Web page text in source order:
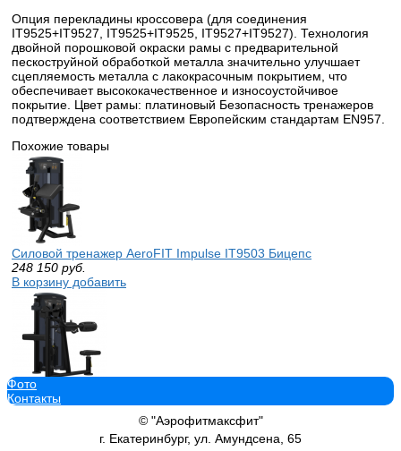
Опция перекладины кроссовера (для соединения
IT9525+IT9527, IT9525+IT9525, IT9527+IT9527). Технология
двойной порошковой окраски рамы с предварительной
пескоструйной обработкой металла значительно улучшает
сцепляемость металла с лакокрасочным покрытием, что
обеспечивает высококачественное и износоустойчивое
покрытие. Цвет рамы: платиновый Безопасность тренажеров
подтверждена соответствием Европейским стандартам EN957.
Похожие товары
Силовой тренажер AeroFIT Impulse IT9503 Бицепс
248 150 руб.
В корзину добавить
Силовой тренажер AeroFIT Impulse IT9524 Дельтовидные
513 380 руб.
Фото
Контакты
© "Аэрофитмаксфит"
г. Екатеринбург, ул. Амундсена, 65